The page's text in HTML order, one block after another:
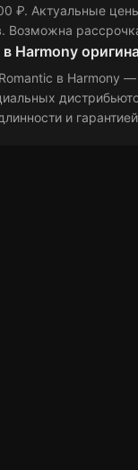
₽. Актуальные
Возможна
Harmony
в Harmony —
и